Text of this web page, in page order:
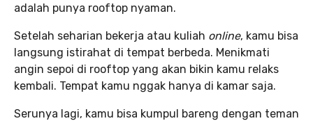
adalah punya rooftop nyaman.
Setelah seharian bekerja atau kuliah online, kamu bisa
langsung istirahat di tempat berbeda. Menikmati
angin sepoi di rooftop yang akan bikin kamu relaks
kembali. Tempat kamu nggak hanya di kamar saja.
Serunya lagi, kamu bisa kumpul bareng dengan teman